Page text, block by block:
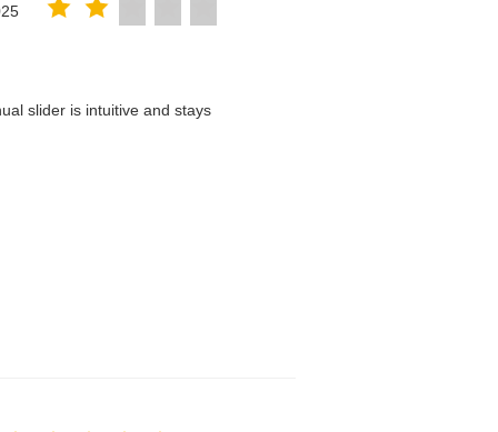
slider is intuitive and stays